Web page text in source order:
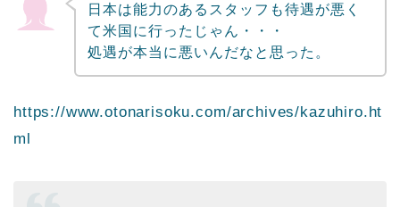
日本は能力のあるスタッフも待遇が悪く
て米国に行ったじゃん・・・
処遇が本当に悪いんだなと思った。
https://www.otonarisoku.com/archives/kazuhiro.ht
ml